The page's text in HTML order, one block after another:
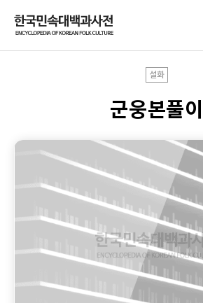
설화
군웅본풀이